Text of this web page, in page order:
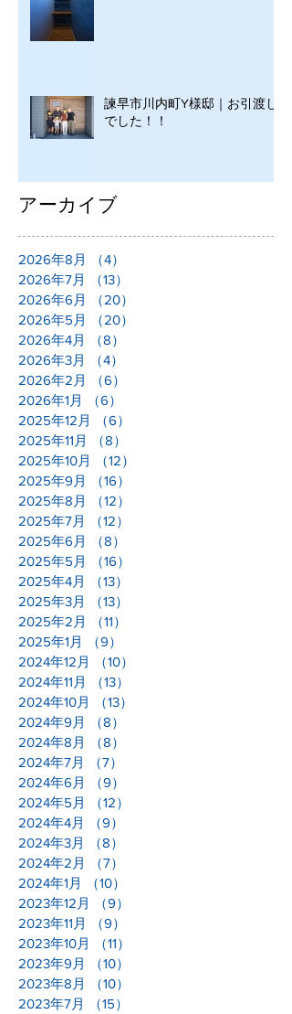
諫早市川内町Y様邸｜お引渡し
でした！！
アーカイブ
2026年8月 （4）
2026年7月
（13）
2026年6月
（20）
2026年5月
（20）
2026年4月
（8）
2026年3月
（4）
2026年2月
（6）
2026年1月
（6）
2025年12月
（6）
2025年11月
（8）
2025年10月
（12）
2025年9月
（16）
2025年8月
（12）
2025年7月
（12）
2025年6月
（8）
2025年5月
（16）
2025年4月
（13）
2025年3月
（13）
2025年2月
（11）
2025年1月
（9）
2024年12月
（10）
2024年11月
（13）
2024年10月
（13）
2024年9月
（8）
2024年8月
（8）
2024年7月
（7）
2024年6月
（9）
2024年5月
（12）
2024年4月
（9）
2024年3月
（8）
2024年2月
（7）
2024年1月
（10）
2023年12月
（9）
2023年11月
（9）
2023年10月
（11）
2023年9月
（10）
2023年8月
（10）
2023年7月
（15）